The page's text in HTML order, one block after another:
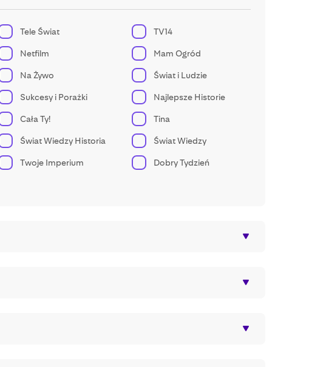
Tele Świat TV14
Netfilm Mam Ogród
Na Żywo Świat i Ludzie
Sukcesy i Porażki Najlepsze Historie
Cała Ty! Tina
Świat Wiedzy Historia Świat Wiedzy
Twoje Imperium Dobry Tydzień